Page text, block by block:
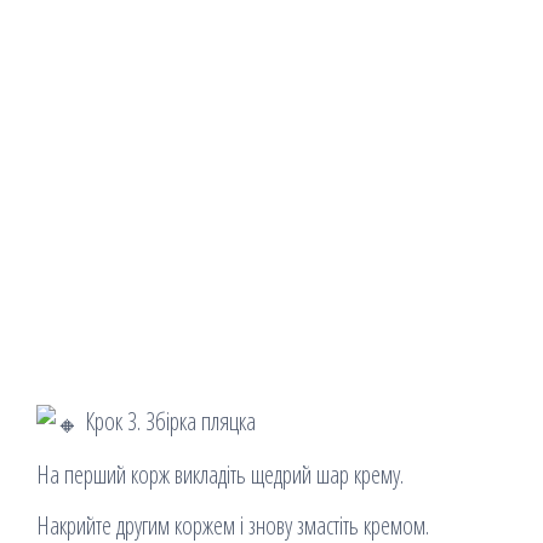
Крок 3. Збірка пляцка
На перший корж викладіть щедрий шар крему.
Накрийте другим коржем і знову змастіть кремом.